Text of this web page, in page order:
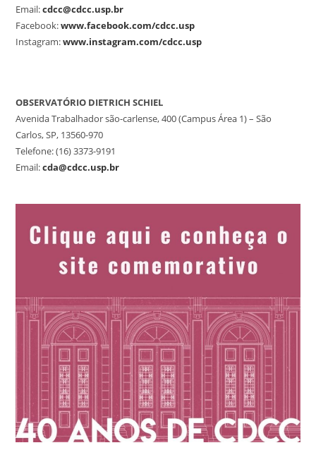
Email:cdcc@cdcc.usp.br
Facebook:www.facebook.com/cdcc.usp
Instagram:www.instagram.com/cdcc.usp
OBSERVATÓRIO DIETRICH SCHIEL
Avenida Trabalhador são-carlense, 400 (Campus Área 1) – São
Carlos, SP, 13560-970
Telefone: (16) 3373-9191
Email:cda@cdcc.usp.br